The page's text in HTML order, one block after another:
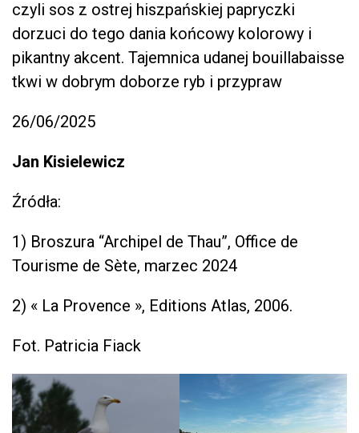
czyli sos z ostrej hiszpańskiej papryczki
dorzuci do tego dania końcowy kolorowy i
pikantny akcent. Tajemnica udanej bouillabaisse
tkwi w dobrym doborze ryb i przypraw
26/06/2025
Jan Kisielewicz
Źródła:
1) Broszura “Archipel de Thau”, Office de
Tourisme de Sète, marzec 2024
2) « La Provence », Editions Atlas, 2006.
Fot. Patricia Fiack